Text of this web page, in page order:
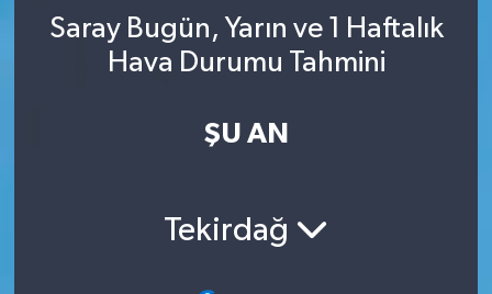
Saray Bugün, Yarın ve 1 Haftalık
Hava Durumu Tahmini
ŞU AN
Tekirdağ
Tüm Manşetler